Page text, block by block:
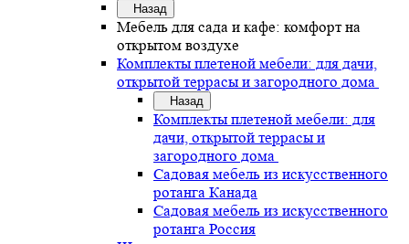
Назад
Мебель для сада и кафе: комфорт на
открытом воздухе
Комплекты плетеной мебели: для дачи,
открытой террасы и загородного дома
Назад
Комплекты плетеной мебели: для
дачи, открытой террасы и
загородного дома
Садовая мебель из искусственного
ротанга Канада
Садовая мебель из искусственного
ротанга Россия